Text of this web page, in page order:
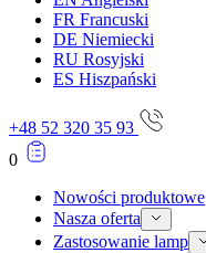
FR Francuski
DE Niemiecki
RU Rosyjski
ES Hiszpański
+48 52 320 35 93
0
Nowości produktowe
Nasza oferta
Zastosowanie lamp